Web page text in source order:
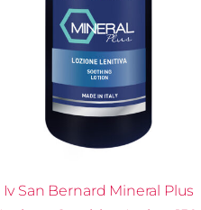
Iv San Bernard Mineral Plus